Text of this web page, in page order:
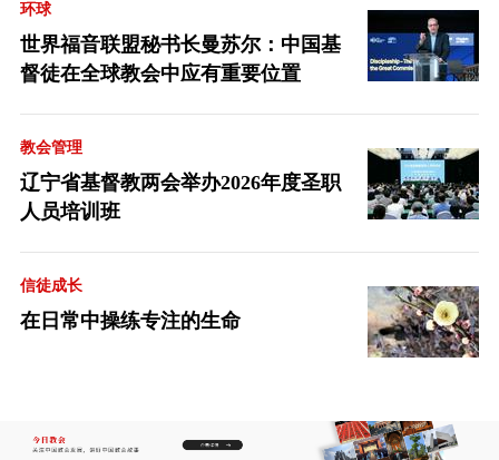
环球
世界福音联盟秘书长曼苏尔：中国基
督徒在全球教会中应有重要位置
教会管理
辽宁省基督教两会举办2026年度圣职
人员培训班
信徒成长
在日常中操练专注的生命